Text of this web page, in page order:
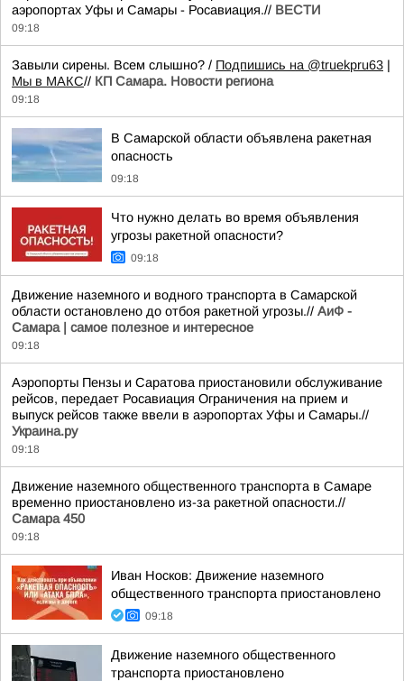
аэропортах Уфы и Самары - Росавиация.// ВЕСТИ
09:18
Завыли сирены. Всем слышно? / Подпишись на @truekpru63 |
Мы в МАКС// КП Самара. Новости региона
09:18
В Самарской области объявлена ракетная
опасность
09:18
Что нужно делать во время объявления
угрозы ракетной опасности?
09:18
Движение наземного и водного транспорта в Самарской
области остановлено до отбоя ракетной угрозы.// АиФ -
Самара | самое полезное и интересное
09:18
Аэропорты Пензы и Саратова приостановили обслуживание
рейсов, передает Росавиация Ограничения на прием и
выпуск рейсов также ввели в аэропортах Уфы и Самары.//
Украина.ру
09:18
Движение наземного общественного транспорта в Самаре
временно приостановлено из-за ракетной опасности.//
Самара 450
09:18
Иван Носков: Движение наземного
общественного транспорта приостановлено
09:18
Движение наземного общественного
транспорта приостановлено